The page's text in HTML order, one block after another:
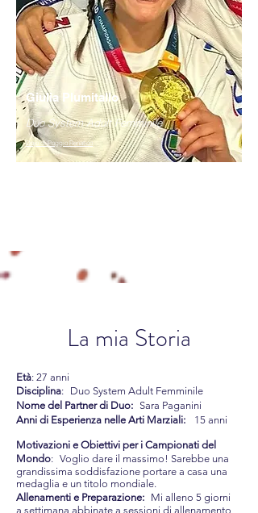
Giulia Plumitallo
Dojo di Poggio Renatico
Duo System Adult Femminile
La mia Storia
Età: 27 anni
Disciplina: Duo System Adult Femminile
Nome del Partner di Duo: Sara Paganini
Anni di Esperienza nelle Arti Marziali: 15 anni
Motivazioni e Obiettivi per i Campionati del
Mondo: Voglio dare il massimo! Sarebbe una
grandissima soddisfazione portare a casa una
medaglia e un titolo mondiale.
Allenamenti e Preparazione: Mi alleno 5 giorni
a settimana abbinate a sessioni di allenamento